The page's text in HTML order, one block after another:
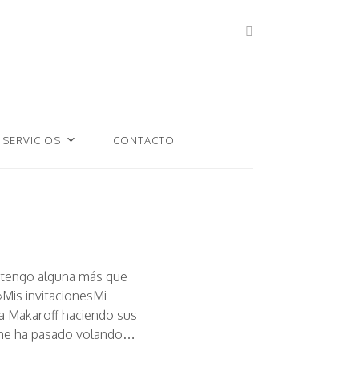
SERVICIOS CONTACTO
alguna más que
Mis invitacionesMi
Makaroff haciendo sus
ha pasado volando…